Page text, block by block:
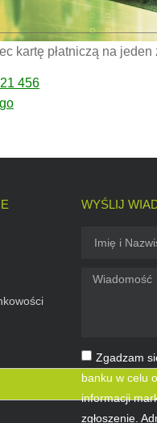
kartę płatniczą na
456
WYŚLIJ
Zgadzam
banku w celu
informacji
zgłoszenie.